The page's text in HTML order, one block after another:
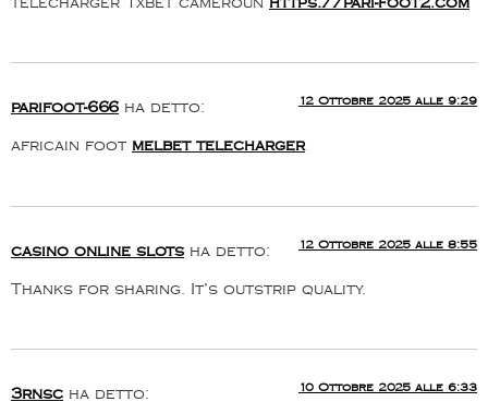
parifoot-666 ha detto: 12 Ottobre 2025 alle 9:29
africain foot melbet telecharger
casino online slots ha detto: 12 Ottobre 2025 alle 8:55
Thanks for sharing. It’s outstrip quality.
3rnsc ha detto: 10 Ottobre 2025 alle 6:33